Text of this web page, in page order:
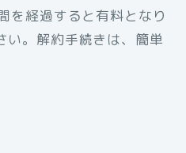
を経過すると有料となり
い。解約手続きは、簡単